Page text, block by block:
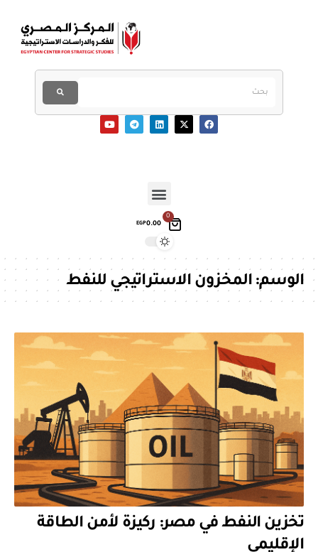
0
EGP0.00
الوسم:المخزون الاستراتيجي للنفط
تخزين النفط في مصر: ركيزة لأمن الطاقة
الإقليمي